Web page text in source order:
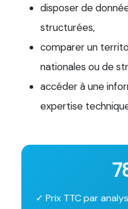
disposer de
structurées,
comparer un
nationales ou de
accéder à une
expertise
✓ Prix TTC par